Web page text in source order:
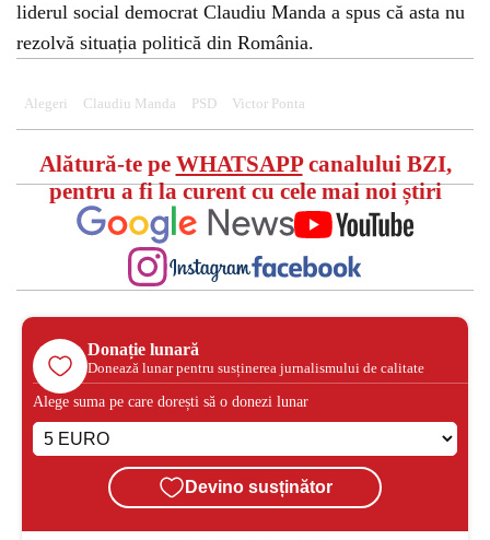
liderul social democrat Claudiu Manda a spus că asta nu
rezolvă situația politică din România.
Alegeri Claudiu Manda PSD Victor Ponta
Alătură-te pe WHATSAPPcanalului BZI,
pentru a fi la curent cu cele mai noi știri
Donație lunară
Donează lunar pentru susținerea jurnalismului de calitate
Alege suma pe care dorești să o donezi lunar
Devino susținător